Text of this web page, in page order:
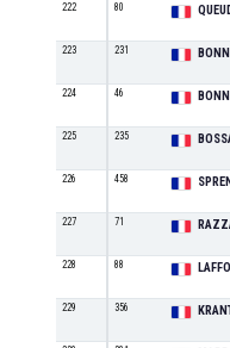
222 80
223 231
224 46
225 235
226 458
227 71
228 88
229 356